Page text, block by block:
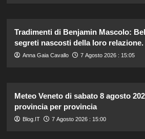
Tradimenti di Benjamin Mascolo:
segreti nascosti della loro relazione.
Anna Gaia Cavallo 7 Agosto 2026 : 15:05
Meteo Veneto di sabato 8 agosto
provincia per provincia
Blog.IT 7 Agosto 2026 : 15:00